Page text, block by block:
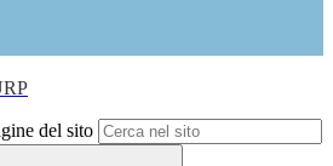
del sito